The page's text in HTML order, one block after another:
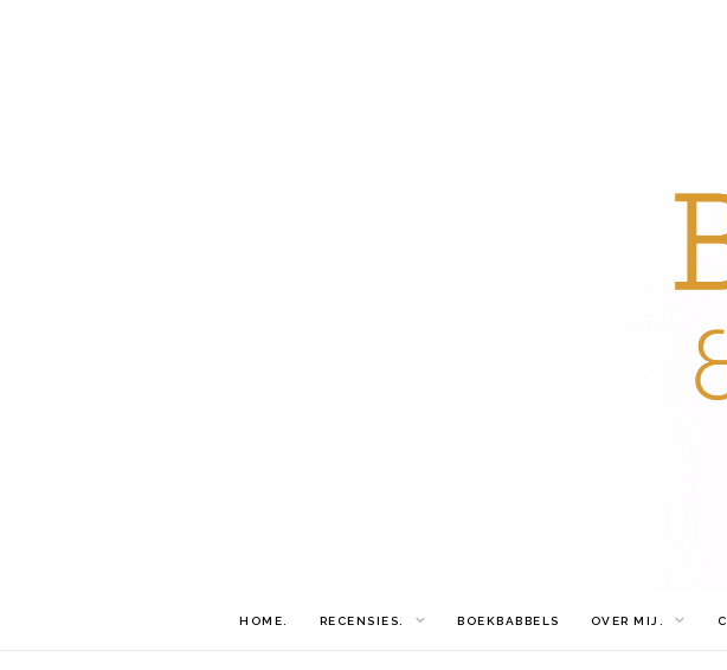
HOME. RECENSIES. BOEKBABBELS OVER MIJ.